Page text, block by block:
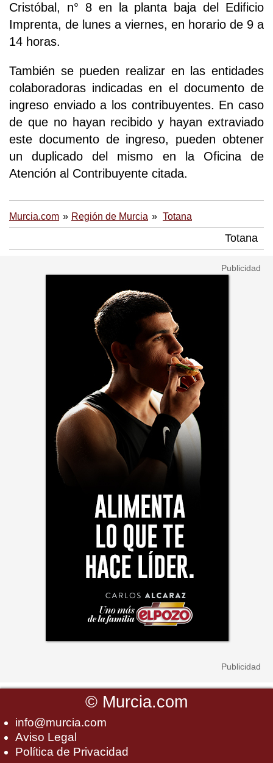
Cristóbal, n° 8 en la planta baja del Edificio
Imprenta, de lunes a viernes, en horario de 9 a
14 horas.
También se pueden realizar en las entidades
colaboradoras indicadas en el documento de
ingreso enviado a los contribuyentes. En caso
de que no hayan recibido y hayan extraviado
este documento de ingreso, pueden obtener
un duplicado del mismo en la Oficina de
Atención al Contribuyente citada.
Murcia.com Región de Murcia Totana
Totana
© Murcia.com
info@murcia.com
Aviso Legal
Política de Privacidad